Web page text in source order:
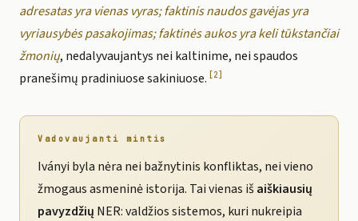
adresatas yra vienas vyras; faktinis naudos gavėjas yra
vyriausybės pasakojimas; faktinės aukos yra keli tūkstančiai
žmonių, nedalyvaujantys nei kaltinime, nei spaudos
pranešimų pradiniuose sakiniuose. [2]
Vadovaujanti mintis
Iványi byla nėra nei bažnytinis konfliktas, nei vieno
žmogaus asmeninė istorija. Tai vienas išaiškiausių
pavyzdžių NER: valdžios sistemos, kuri nukreipia